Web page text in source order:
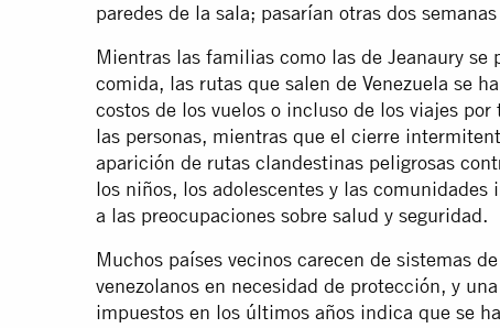
paredes de la sala; pasarían otras dos
Mientras las familias como las de Jeanaury se
comida, las rutas que salen de Venezuela se
costos de los vuelos o incluso de los viajes
las personas, mientras que el cierre
aparición de rutas clandestinas peligrosas
los niños, los adolescentes y las
a las preocupaciones sobre salud y seguridad.
Muchos países vecinos carecen de sistemas
venezolanos en necesidad de protección, y
impuestos en los últimos años indica que se